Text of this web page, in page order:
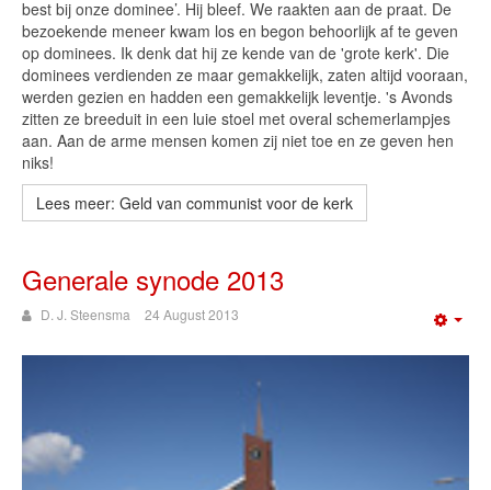
best bij onze dominee’. Hij bleef. We raakten aan de praat. De
bezoekende meneer kwam los en begon behoorlijk af te geven
op dominees. Ik denk dat hij ze kende van de 'grote kerk'. Die
dominees verdienden ze maar gemakkelijk, zaten altijd vooraan,
werden gezien en hadden een gemakkelijk leventje. 's Avonds
zitten ze breeduit in een luie stoel met overal schemerlampjes
aan. Aan de arme mensen komen zij niet toe en ze geven hen
niks!
Lees meer: Geld van communist voor de kerk
Generale synode 2013
D. J. Steensma 24 August 2013